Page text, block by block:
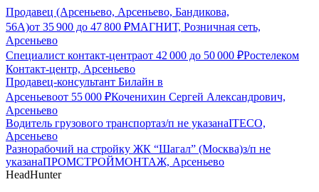
Продавец (Арсеньево, Арсеньево, Бандикова,
56А)от 35 900 до 47 800 ₽МАГНИТ, Розничная сеть,
Арсеньево
Специалист контакт-центраот 42 000 до 50 000 ₽Ростелеком
Контакт-центр, Арсеньево
Продавец-консультант Билайн в
Арсеньевоот 55 000 ₽Коченихин Сергей Александрович,
Арсеньево
Водитель грузового транспортаз/п не указанаITECO,
Арсеньево
Разнорабочий на стройку ЖК “Шагал” (Москва)з/п не
указанаПРОМСТРОЙМОНТАЖ, Арсеньево
HeadHunter